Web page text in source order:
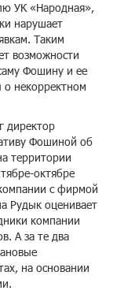
УК «Народная»,
нарушает
Таким
возможности
Фошину и ее
о некорректном
директор
Фошиной об
территории
октябре
с фирмой
Рудык оценивает
компании
А за те два
на основании